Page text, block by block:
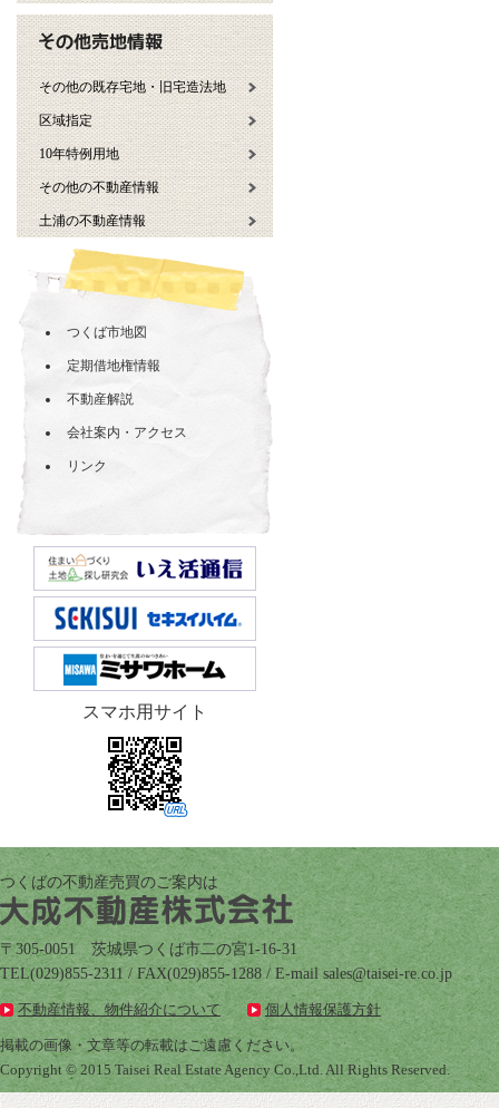
その他の既存宅地・旧宅造法地
区域指定
10年特例用地
その他の不動産情報
土浦の不動産情報
つくば市地図
定期借地権情報
不動産解説
会社案内・アクセス
リンク
スマホ用サイト
つくばの不動産売買のご案内は
〒305-0051 茨城県つくば市二の宮1-16-31
TEL(029)855-2311 / FAX(029)855-1288 / E-mailpj.oc.er-iesiat@selas
不動産情報、物件紹介について 個人情報保護方針
掲載の画像・文章等の転載はご遠慮ください。
Copyright © 2015 Taisei Real Estate Agency Co.,Ltd. All Rights Reserved.